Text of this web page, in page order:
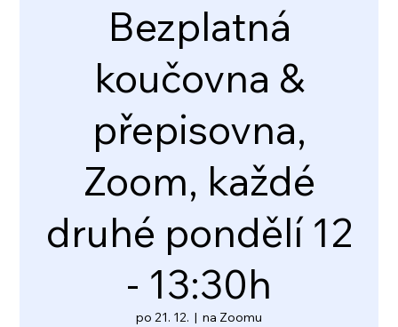
Bezplatná
koučovna &
přepisovna,
Zoom, každé
druhé pondělí 12
- 13:30h
po 21. 12.
  |
na Zoomu